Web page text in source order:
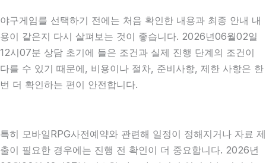
야구게임를 선택하기 전에는 처음 확인한 내용과 최종 안내 내
용이 같은지 다시 살펴보는 것이 좋습니다. 2026년06월02일
12시07분 상담 초기에 들은 조건과 실제 진행 단계의 조건이
다를 수 있기 때문에, 비용이나 절차, 준비사항, 제한 사항은 한
번 더 확인하는 편이 안전합니다.
특히 모바일RPG사전예약와 관련해 일정이 정해지거나 자료 제
출이 필요한 경우에는 진행 전 확인이 더 중요합니다. 2026년